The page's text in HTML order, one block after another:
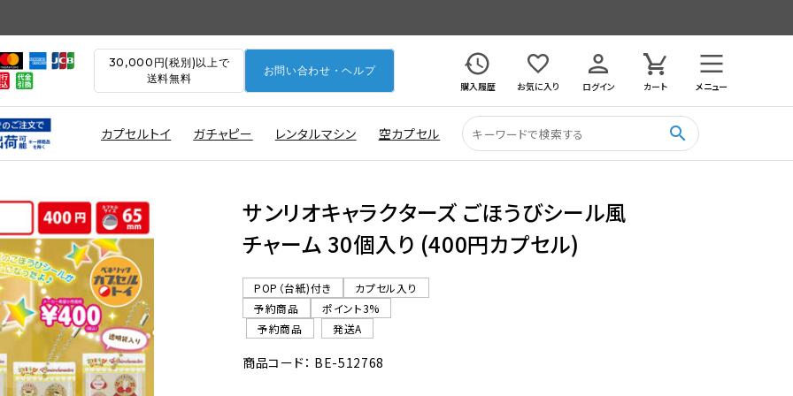
30,000円(税別)以上で
送料無料
お問い合わせ・ヘルプ
購入履歴
お気に入り ログイン カート メニュー
カプセルトイ ガチャピー レンタルマシン 空カプセル search
サンリオキャラクターズ ごほうびシール風
チャーム 30個入り (400円カプセル)
POP（台紙)付き
カプセル入り
予約商品
ポイント3%
予約商品
発送A
商品コード： BE-512768